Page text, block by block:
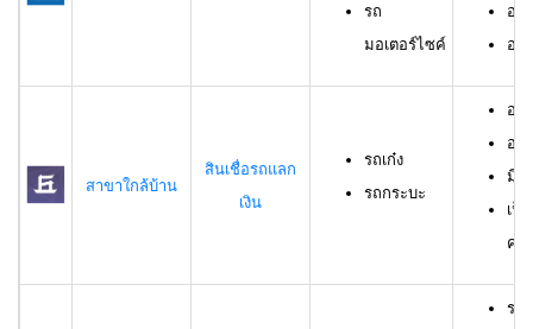
รถ
มอเตอร์ไซค์
อา
อา
สาขาใกล้บ้าน
สินเชื่อรถแลก
เงิน
รถเก๋ง
รถกระบะ
อา
อา
มีร
เป็
คร
รถ